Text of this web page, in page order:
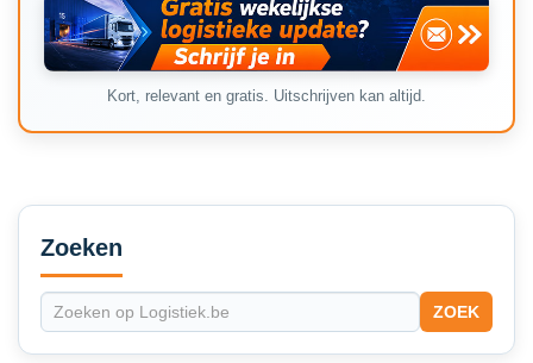
Kort, relevant en gratis. Uitschrijven kan altijd.
Secondary
Sidebar
Zoeken
ZOEK